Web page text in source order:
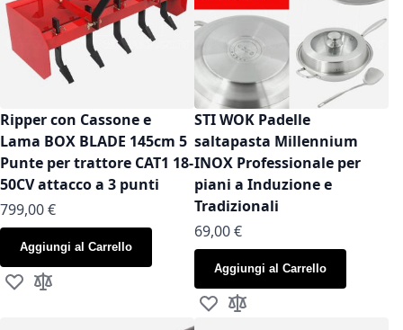
Ripper con Cassone e
Lama BOX BLADE 145cm 5
Punte per trattore CAT1 18-
50CV attacco a 3 punti
799,00 €
Aggiungi al Carrello
Aggiungi alla lista desideri
Aggiungi al confronto
STI WOK Padelle
saltapasta Millennium
INOX Professionale per
piani a Induzione e
Tradizionali
As low as
69,00 €
Aggiungi al Carrello
Aggiungi alla lista desideri
Aggiungi al confronto